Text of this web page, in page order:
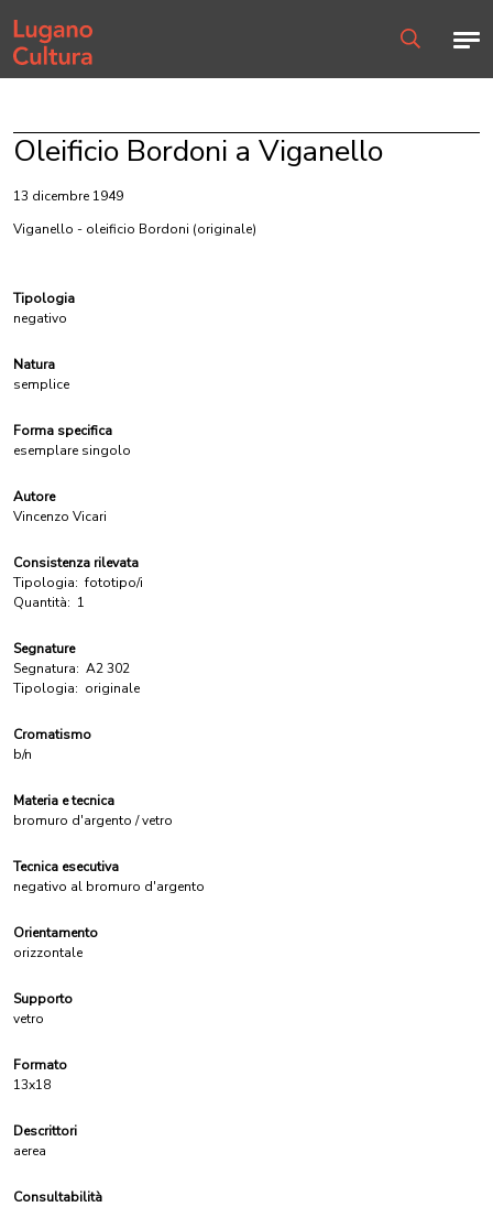
Home page
Oleificio Bordoni a Viganello
13 dicembre 1949
Viganello - oleificio Bordoni (originale)
Tipologia
negativo
Natura
semplice
Forma specifica
esemplare singolo
Autore
Vincenzo Vicari
Consistenza rilevata
Tipologia: fototipo/i
Quantità: 1
Segnature
Segnatura: A2 302
Tipologia: originale
Cromatismo
b/n
Materia e tecnica
bromuro d'argento / vetro
Tecnica esecutiva
negativo al bromuro d'argento
Orientamento
orizzontale
Supporto
vetro
Formato
13x18
Descrittori
aerea
Consultabilità